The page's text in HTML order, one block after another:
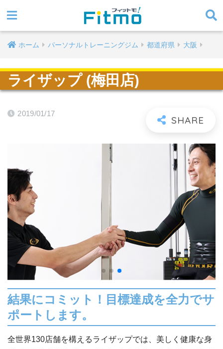
ホーム パーソナルトレーニングジム 都道府県 大阪
ライザップ (梅田店)
2019/01/17
結果にコミット！目標達成を全力でサ
ポートします。
全世界130店舗を構えるライザップでは、美しく健康な身